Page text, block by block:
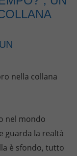
nella collana
nel mondo
guarda la realtà
è sfondo, tutto